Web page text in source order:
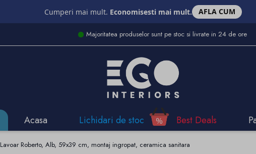
Cumperi mai mult. Economisesti mai mult. AFLA CUM
Majoritatea produselor sunt pe stoc si livrate in 24 de ore
Acasa Lichidari de stoc Best Deals
Lavoar Roberto, Alb, 59x39 cm, montaj ingropat, ceramica sanitara